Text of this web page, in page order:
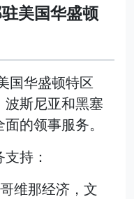
美国华盛顿
国华盛顿特区
斯尼亚和黑塞
的领事服务。
持：
维那经济，文